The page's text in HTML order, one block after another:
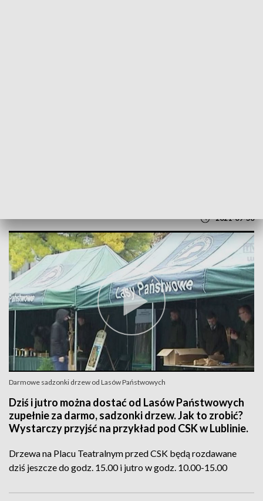
2021-09-30
Darmowe sadzonki drzew od Lasów Państwowych
Dziś i jutro można dostać od Lasów Państwowych
zupełnie za darmo, sadzonki drzew. Jak to zrobić?
Wystarczy przyjść na przykład pod CSK w Lublinie.
Drzewa na Placu Teatralnym przed CSK będą rozdawane
dziś jeszcze do godz. 15.00 i jutro w godz. 10.00-15.00